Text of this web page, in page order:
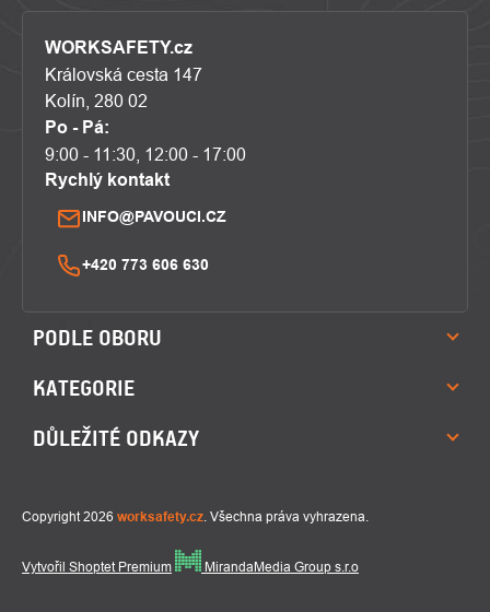
WORKSAFETY.cz
Královská cesta 147
Kolín, 280 02
Po - Pá:
9:00 - 11:30, 12:00 - 17:00
Rychlý kontakt
INFO@PAVOUCI.CZ
+420 773 606 630
PODLE OBORU
KATEGORIE
DŮLEŽITÉ ODKAZY
Vytvořil Shoptet Premium MirandaMedia Group s.r.o
Copyright 2026 worksafety.cz . Všechna práva vyhrazena.